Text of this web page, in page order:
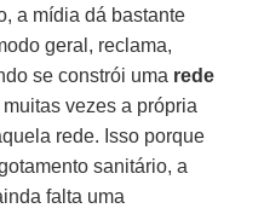
a mídia dá bastante
geral, reclama,
se constrói uma rede
muitas vezes a própria
rede. Isso porque
sanitário, a
falta uma